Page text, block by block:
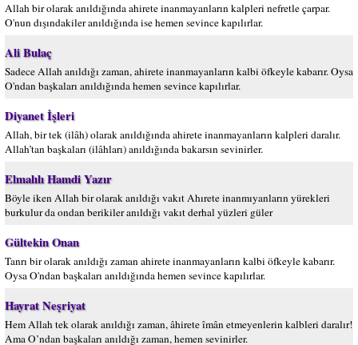
Allah bir olarak anıldığında ahirete inanmayanların kalpleri nefretle çarpar.
O'nun dışındakiler anıldığında ise hemen sevince kapılırlar.
Ali Bulaç
Sadece Allah anıldığı zaman, ahirete inanmayanların kalbi öfkeyle kabarır. Oysa
O'ndan başkaları anıldığında hemen sevince kapılırlar.
Diyanet İşleri
Allah, bir tek (ilâh) olarak anıldığında ahirete inanmayanların kalpleri daralır.
Allah’tan başkaları (ilâhları) anıldığında bakarsın sevinirler.
Elmalılı Hamdi Yazır
Böyle iken Allah bir olarak anıldığı vakıt Ahırete inanmıyanların yürekleri
burkulur da ondan berikiler anıldığı vakıt derhal yüzleri güler
Gültekin Onan
Tanrı bir olarak anıldığı zaman ahirete inanmayanların kalbi öfkeyle kabarır.
Oysa O'ndan başkaları anıldığında hemen sevince kapılırlar.
Hayrat Neşriyat
Hem Allah tek olarak anıldığı zaman, âhirete îmân etmeyenlerin kalbleri daralır!
Ama O’ndan başkaları anıldığı zaman, hemen sevinirler.